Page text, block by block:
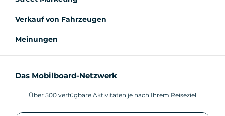
Verkauf von Fahrzeugen
Meinungen
Das Mobilboard-Netzwerk
Über 500 verfügbare Aktivitäten je nach Ihrem Reiseziel